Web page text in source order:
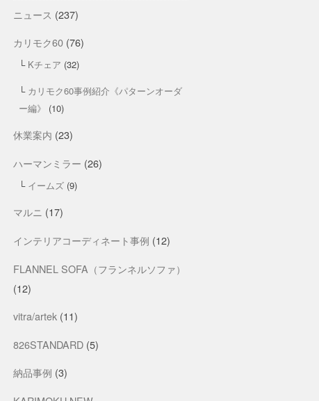
ニュース (237)
カリモク60 (76)
Kチェア (32)
カリモク60事例紹介《パターンオーダ
ー編》
(10)
休業案内 (23)
ハーマンミラー (26)
イームズ(9)
マルニ (17)
インテリアコーディネート事例 (12)
FLANNEL SOFA（フランネルソファ）
(12)
vitra/artek (11)
826STANDARD (5)
納品事例 (3)